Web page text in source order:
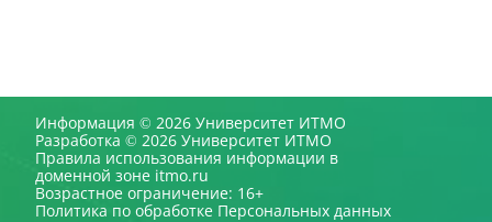
Информация © 2026 Университет ИТМО
Разработка © 2026 Университет ИТМО
Правила использования информации в
доменной зоне itmo.ru
Возрастное ограничение: 16+
Политика по обработке Персональных данных